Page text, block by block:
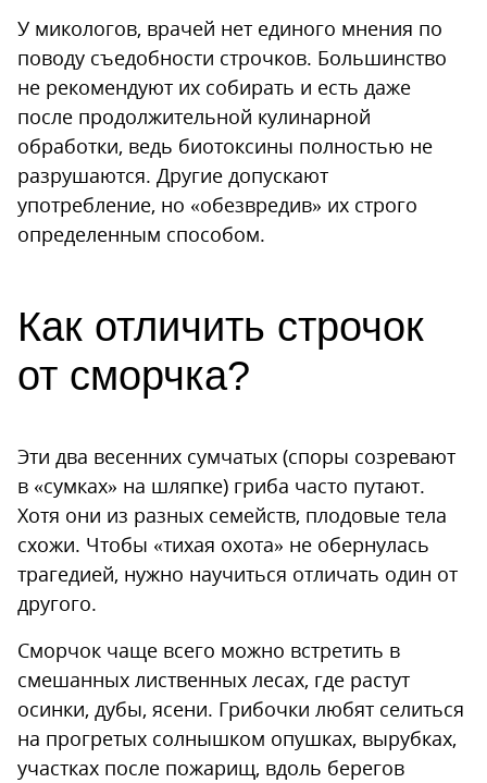
У микологов, врачей нет единого мнения по
поводу съедобности строчков. Большинство
не рекомендуют их собирать и есть даже
после продолжительной кулинарной
обработки, ведь биотоксины полностью не
разрушаются. Другие допускают
употребление, но «обезвредив» их строго
определенным способом.
Как отличить строчок
от сморчка?
Эти два весенних сумчатых (споры созревают
в «сумках» на шляпке) гриба часто путают.
Хотя они из разных семейств, плодовые тела
схожи. Чтобы «тихая охота» не обернулась
трагедией, нужно научиться отличать один от
другого.
Сморчок чаще всего можно встретить в
смешанных лиственных лесах, где растут
осинки, дубы, ясени. Грибочки любят селиться
на прогретых солнышком опушках, вырубках,
участках после пожарищ, вдоль берегов